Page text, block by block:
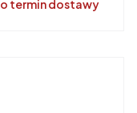
termin dostawy